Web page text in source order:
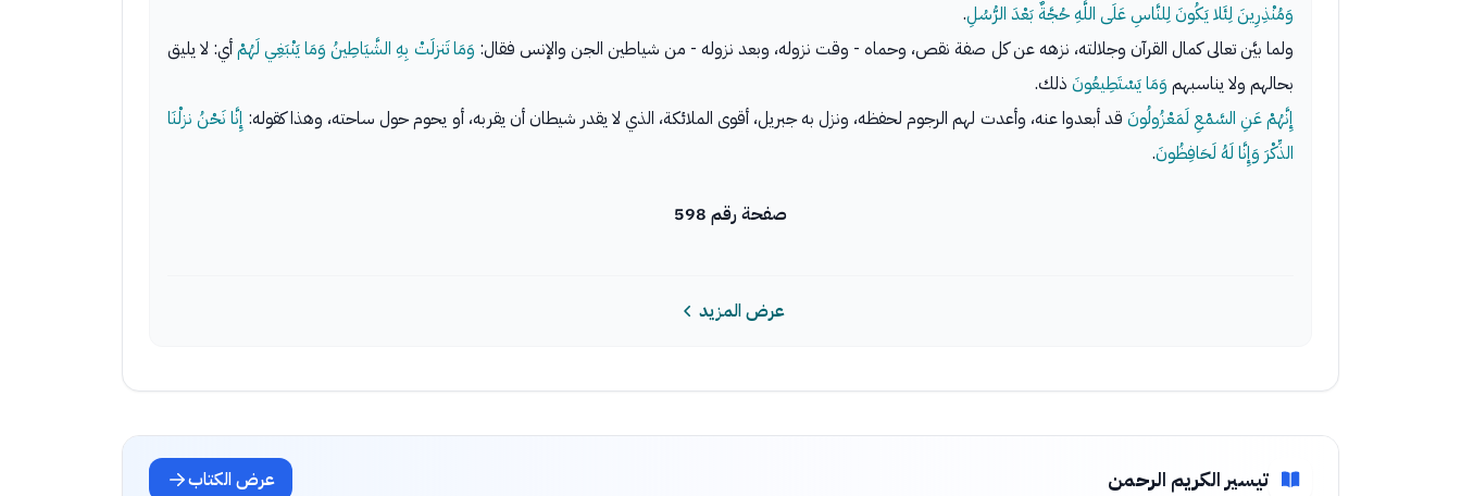
وَمُنْذِرِينَ لِئَلا يَكُونَ لِلنَّاسِ عَلَى اللَّهِ حُجَّةٌ بَعْدَ الرُّسُلِ.
ولما بيَّن تعالى كمال القرآن وجلالته، نزهه عن كل صفة نقص، وحماه - وقت نزوله، وبعد نزوله - من شياطين الجن والإنس فقال: وَمَا تَنزلَتْ بِهِ الشَّيَاطِينُ وَمَا يَنْبَغِي لَهُمْأي: لا يليق
بحالهم ولا يناسبهم وَمَا يَسْتَطِيعُونَ ذلك.
إِنَّهُمْ عَنِ السَّمْعِ لَمَعْزُولُونَ قد أبعدوا عنه، وأعدت لهم الرجوم لحفظه، ونزل به جبريل، أقوى الملائكة، الذي لا يقدر شيطان أن يقربه، أو يحوم حول ساحته، وهذا كقوله: إِنَّا نَحْنُ نزلْنَا
الذِّكْرَ وَإِنَّا لَهُ لَحَافِظُونَ.
صفحة رقم 598
عرض المزيد
تيسير الكريم الرحمن عرض الكتاب